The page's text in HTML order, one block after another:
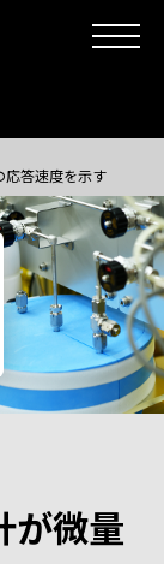
応答速度を示す
が微量